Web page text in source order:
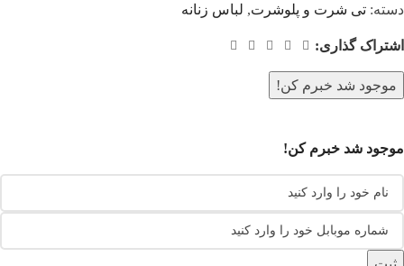
دسته: تی شرت و پلوشرت, لباس زنانه
اشتراک گذاری:
موجود شد خبرم کن!
موجود شد خبرم کن!